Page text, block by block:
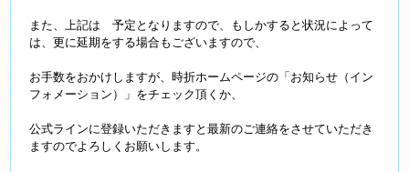
また、上記は 予定となりますので、もしかすると状況によって
は、更に延期をする場合もございますので、
お手数をおかけしますが、時折ホームページの 「お知らせ（イン
フォメーション）」をチェック頂くか、
公式ラインに登録いただきますと最新のご連絡をさせていただき
ますのでよろしくお願いします。